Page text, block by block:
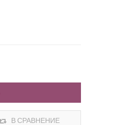
В СРАВНЕНИЕ